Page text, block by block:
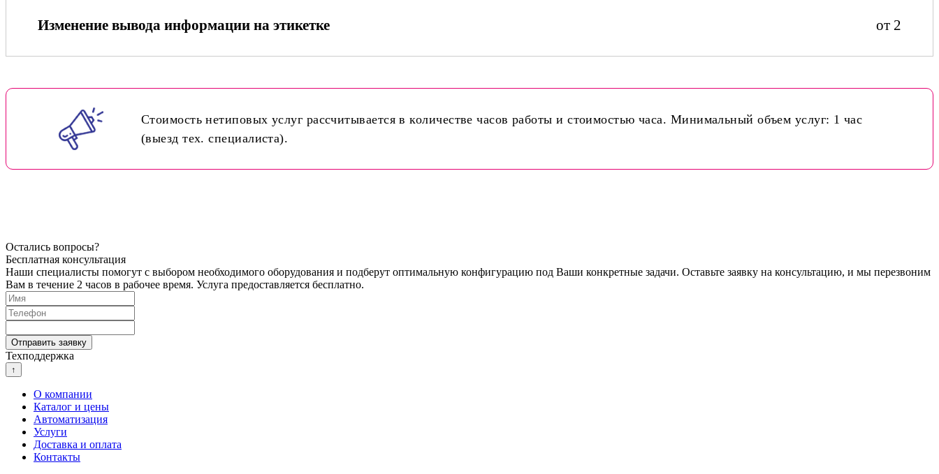
Изменение вывода информации на этикетке от 2
Стоимость нетиповых услуг рассчитывается в количестве часов работы и стоимостью часа. Минимальный объем услуг: 1 час
(выезд тех. специалиста).
Остались вопросы?
Бесплатная консультация
Наши специалисты помогут с выбором необходимого оборудования и подберут оптимальную конфигурацию под Ваши конкретные задачи. Оставьте заявку на консультацию, и мы перезвоним
Вам в течение 2 часов в рабочее время. Услуга предоставляется бесплатно.
Техподдержка
↑
О компании
Каталог и цены
Автоматизация
Услуги
Доставка и оплата
Контакты